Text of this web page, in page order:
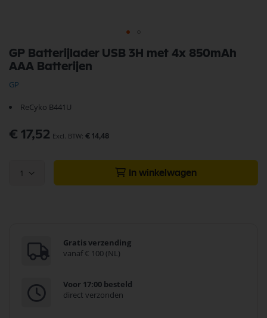
GP Batterijlader USB 3H met 4x 850mAh
AAA Batterijen
GP
ReCyko B441U
€ 17,52 € 14,48
1 In winkelwagen
Gratis verzending
vanaf € 100 (NL)
Voor 17:00 besteld
direct verzonden
naar
het
van
afbeeldingen-